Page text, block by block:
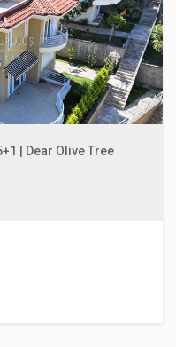
| Dear Olive Tree